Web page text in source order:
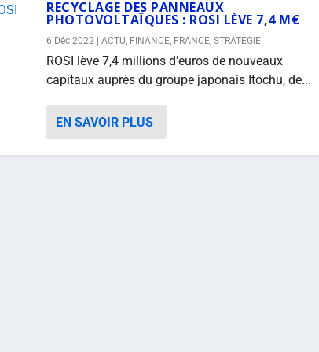
RECYCLAGE DES PANNEAUX
PHOTOVOLTAÏQUES : ROSI LÈVE 7,4 M€
6 Déc 2022 ACTU, FINANCE, FRANCE, STRATÉGIE
ROSI lève 7,4 millions d’euros de nouveaux
capitaux auprès du groupe japonais Itochu, de...
EN SAVOIR PLUS